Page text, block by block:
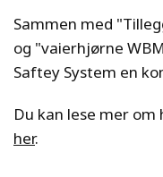
Sammen med
og "vaierhjørne
Saftey System en
Du kan lese mer
her.